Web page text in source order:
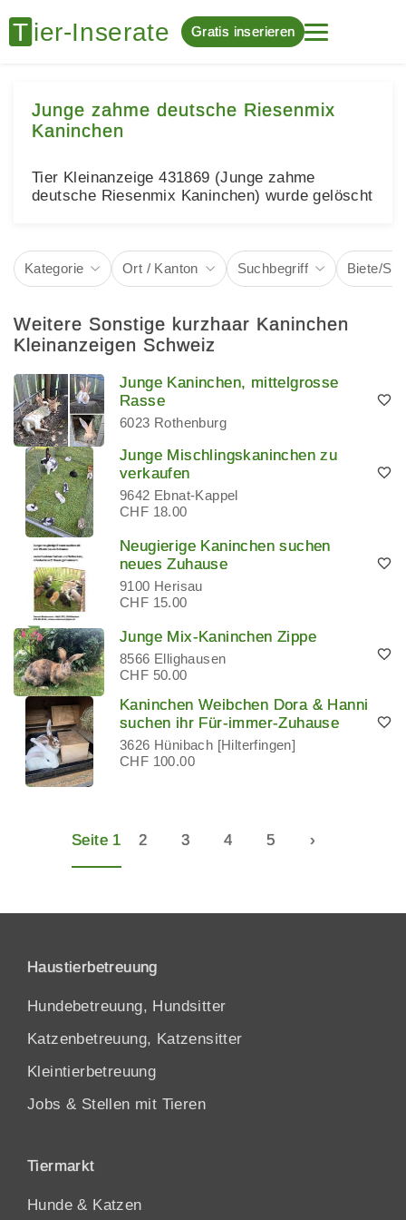
Gratis inserieren
Junge zahme deutsche Riesenmix
Kaninchen
Tier Kleinanzeige 431869 (Junge zahme
deutsche Riesenmix Kaninchen) wurde gelöscht
Kategorie Ort / Kanton Suchbegriff Biete/
Weitere Sonstige kurzhaar Kaninchen
Kleinanzeigen Schweiz
Junge Kaninchen, mittelgrosse
Rasse
6023 Rothenburg
Junge Mischlingskaninchen zu
verkaufen
9642 Ebnat-Kappel
CHF 18.00
Neugierige Kaninchen suchen
neues Zuhause
9100 Herisau
CHF 15.00
Junge Mix-Kaninchen Zippe
8566 Ellighausen
CHF 50.00
Kaninchen Weibchen Dora & Hanni
suchen ihr Für-immer-Zuhause
3626 Hünibach [Hilterfingen]
CHF 100.00
Seite 1 2 3 4 5 ›
Haustierbetreuung
Hundebetreuung, Hundsitter
Katzenbetreuung, Katzensitter
Kleintierbetreuung
Jobs & Stellen mit Tieren
Tiermarkt
Hunde & Katzen